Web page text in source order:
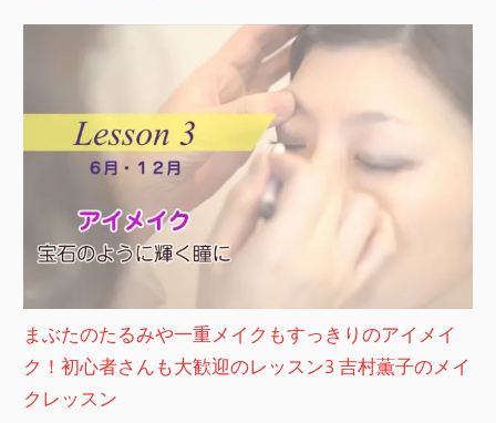
まぶたのたるみや一重メイクもすっきりのアイメイ
ク！初心者さんも大歓迎のレッスン3 吉村薫子のメイ
クレッスン